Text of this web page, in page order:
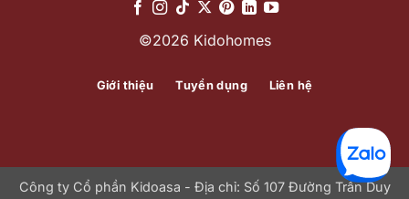
©2026 Kidohomes
Giới thiệu Tuyển dụng Liên hệ
Công ty Cổ phần Kidoasa - Địa chỉ: Số 107 Đường Trần Duy